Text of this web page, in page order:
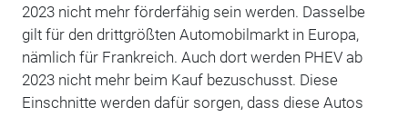
2023 nicht mehr förderfähig sein werden. Dasselbe
gilt für den drittgrößten Automobilmarkt in Europa,
nämlich für Frankreich. Auch dort werden PHEV ab
2023 nicht mehr beim Kauf bezuschusst. Diese
Einschnitte werden dafür sorgen, dass diese Autos